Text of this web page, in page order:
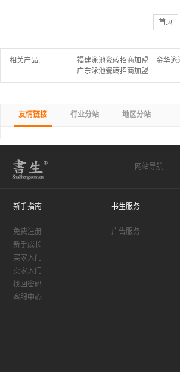
首页
相关产品: 福建泳池瓷砖招商加盟 金华泳
广东泳池瓷砖招商加盟
友情链接 行业分站 地区分站
网站导航
新手指南
免费注册
新手成长
买家入门
卖家入门
找回密码
客服中心
书生服务
广告服务